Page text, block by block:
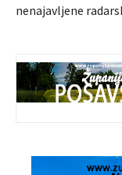
nenajavljene